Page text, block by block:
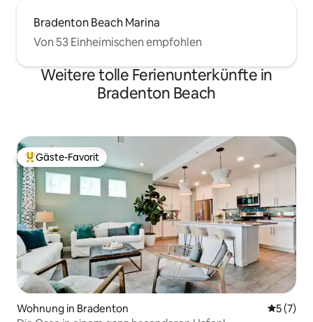
Bradenton Beach Marina
Von 53 Einheimischen empfohlen
Weitere tolle Ferienunterkünfte in
Bradenton Beach
Beliebter Gäste-Favorit.
Gäste-Favorit
Wohnung in Bradenton
5 (7)